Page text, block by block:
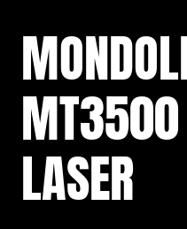
MT3500
LASER